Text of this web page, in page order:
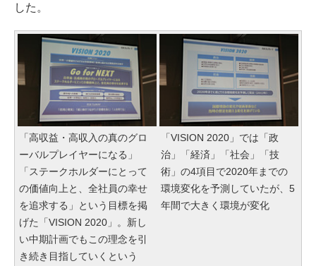
した。
「高収益・高収入の真のグロ
ーバルプレイヤーになる」
「ステークホルダーにとって
の価値向上と、全社員の幸せ
を追求する」という目標を掲
げた「VISION 2020」。新し
い中期計画でもこの理念を引
き続き目指していくという
「VISION 2020」では「政
治」「経済」「社会」「技
術」の4項目で2020年までの
環境変化を予測していたが、5
年間で大きく環境が変化